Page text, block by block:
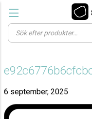
Products
search
6 september, 2025